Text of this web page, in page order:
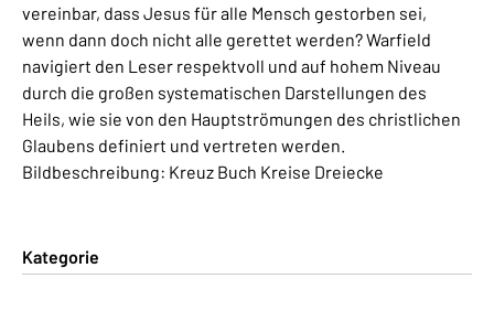
vereinbar, dass Jesus für alle Mensch gestorben sei,
wenn dann doch nicht alle gerettet werden? Warfield
navigiert den Leser respektvoll und auf hohem Niveau
durch die großen systematischen Darstellungen des
Heils, wie sie von den Hauptströmungen des christlichen
Glaubens definiert und vertreten werden.
Bildbeschreibung: Kreuz Buch Kreise Dreiecke
Kategorie